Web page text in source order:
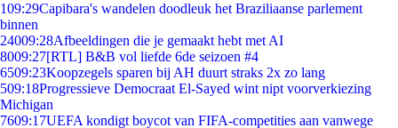
109:29Capibara's wandelen doodleuk het Braziliaanse parlement
binnen
24009:28Afbeeldingen die je gemaakt hebt met AI
8009:27[RTL] B&B vol liefde 6de seizoen #4
6509:23Koopzegels sparen bij AH duurt straks 2x zo lang
509:18Progressieve Democraat El-Sayed wint nipt voorverkiezing
Michigan
7609:17UEFA kondigt boycot van FIFA-competities aan vanwege